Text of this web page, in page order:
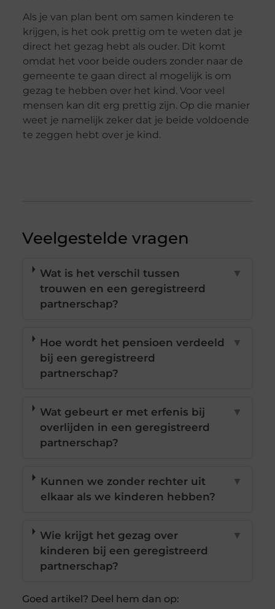
Als je van plan bent om samen kinderen te
krijgen, is het ook prettig om te weten dat je
direct het gezag hebt als ouder. Dit komt
omdat het voor beide ouders zonder naar de
gemeente te gaan direct al mogelijk is om
gezag te hebben over het kind. Voor veel
mensen kan dit erg prettig zijn. Op die manier
weet je namelijk zeker dat je beide voldoende
te zeggen hebt over je kind.
Veelgestelde vragen
Wat is het verschil tussen
trouwen en een geregistreerd
partnerschap?
▼
Hoe wordt het pensioen verdeeld
bij een geregistreerd
partnerschap?
▼
Wat gebeurt er met erfenis bij
overlijden in een geregistreerd
partnerschap?
▼
Kunnen we zonder rechter uit
elkaar als we kinderen hebben?
▼
Wie krijgt het gezag over
kinderen bij een geregistreerd
partnerschap?
▼
Goed artikel? Deel hem dan op: